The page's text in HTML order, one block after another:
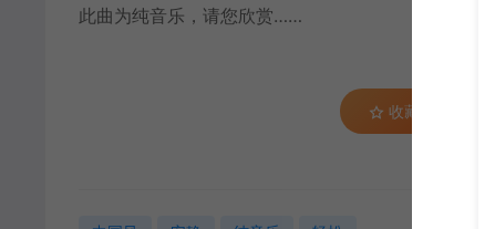
此曲为纯音乐 ，请您欣赏……
收藏 (0)